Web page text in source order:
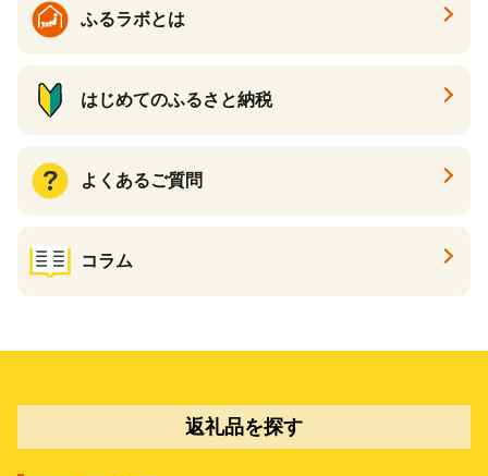
ふるラボとは
はじめてのふるさと納税
よくあるご質問
コラム
返礼品を探す